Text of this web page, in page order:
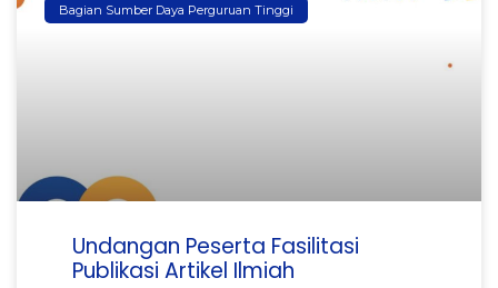
Bagian Sumber Daya Perguruan Tinggi
Undangan Peserta Fasilitasi
Publikasi Artikel Ilmiah